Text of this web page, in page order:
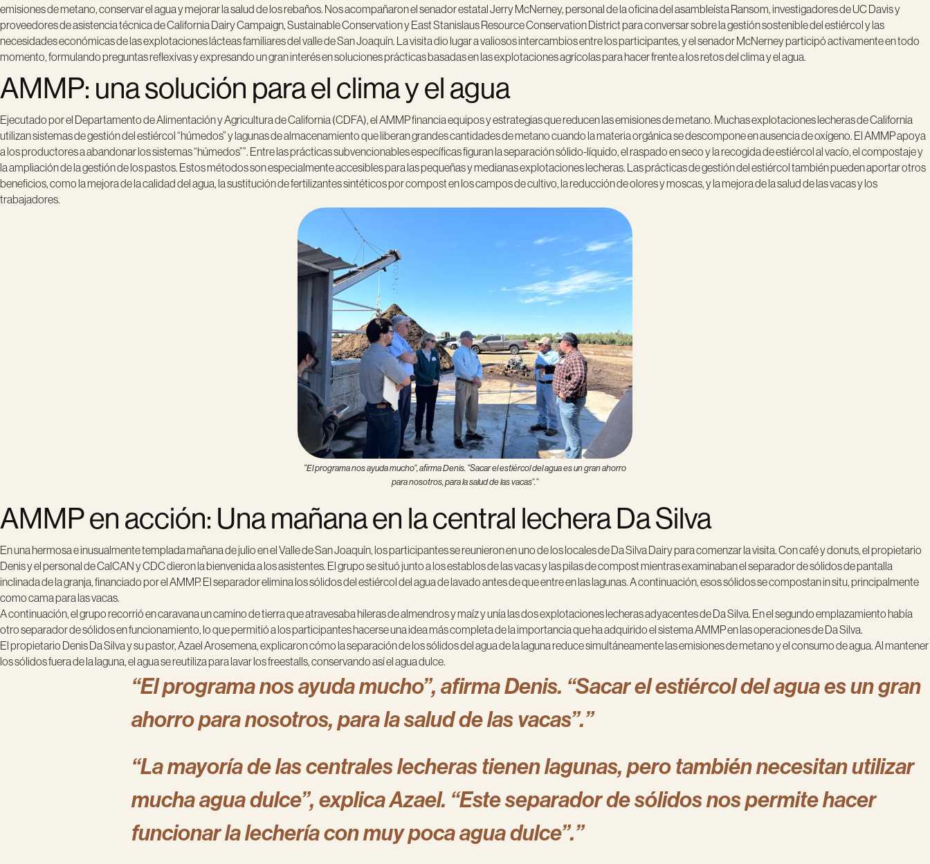
emisiones de metano, conservar el agua y mejorar la salud de los rebaños. Nos acompañaron el senador estatal Jerry McNerney, personal de la oficina del asambleísta Ransom, investigadores de UC Davis y
proveedores de asistencia técnica de California Dairy Campaign, Sustainable Conservation y East Stanislaus Resource Conservation District para conversar sobre la gestión sostenible del estiércol y las
necesidades económicas de las explotaciones lácteas familiares del valle de San Joaquín. La visita dio lugar a valiosos intercambios entre los participantes, y el senador McNerney participó activamente en todo
momento, formulando preguntas reflexivas y expresando un gran interés en soluciones prácticas basadas en las explotaciones agrícolas para hacer frente a los retos del clima y el agua.
AMMP: una solución para el clima y el agua
Ejecutado por el Departamento de Alimentación y Agricultura de California (CDFA), el AMMP financia equipos y estrategias que reducen las emisiones de metano. Muchas explotaciones lecheras de California
utilizan sistemas de gestión del estiércol “húmedos” y lagunas de almacenamiento que liberan grandes cantidades de metano cuando la materia orgánica se descompone en ausencia de oxígeno. El AMMP apoya
a los productores a abandonar los sistemas “húmedos””. Entre las prácticas subvencionables específicas figuran la separación sólido-líquido, el raspado en seco y la recogida de estiércol al vacío, el compostaje y
la ampliación de la gestión de los pastos. Estos métodos son especialmente accesibles para las pequeñas y medianas explotaciones lecheras. Las prácticas de gestión del estiércol también pueden aportar otros
beneficios, como la mejora de la calidad del agua, la sustitución de fertilizantes sintéticos por compost en los campos de cultivo, la reducción de olores y moscas, y la mejora de la salud de las vacas y los
trabajadores.
“El programa nos ayuda mucho”, afirma Denis. “Sacar el estiércol del agua es un gran ahorro
para nosotros, para la salud de las vacas”.”
AMMP en acción: Una mañana en la central lechera Da Silva
En una hermosa e inusualmente templada mañana de julio en el Valle de San Joaquín, los participantes se reunieron en uno de los locales de Da Silva Dairy para comenzar la visita. Con café y donuts, el propietario
Denis y el personal de CalCAN y CDC dieron la bienvenida a los asistentes. El grupo se situó junto a los establos de las vacas y las pilas de compost mientras examinaban el separador de sólidos de pantalla
inclinada de la granja, financiado por el AMMP. El separador elimina los sólidos del estiércol del agua de lavado antes de que entre en las lagunas. A continuación, esos sólidos se compostan in situ, principalmente
como cama para las vacas.
A continuación, el grupo recorrió en caravana un camino de tierra que atravesaba hileras de almendros y maíz y unía las dos explotaciones lecheras adyacentes de Da Silva. En el segundo emplazamiento había
otro separador de sólidos en funcionamiento, lo que permitió a los participantes hacerse una idea más completa de la importancia que ha adquirido el sistema AMMP en las operaciones de Da Silva.
El propietario Denis Da Silva y su pastor, Azael Arosemena, explicaron cómo la separación de los sólidos del agua de la laguna reduce simultáneamente las emisiones de metano y el consumo de agua. Al mantener
los sólidos fuera de la laguna, el agua se reutiliza para lavar los freestalls, conservando así el agua dulce.
“El programa nos ayuda mucho”, afirma Denis. “Sacar el estiércol del agua es un gran
ahorro para nosotros, para la salud de las vacas”.”
“La mayoría de las centrales lecheras tienen lagunas, pero también necesitan utilizar
mucha agua dulce”, explica Azael. “Este separador de sólidos nos permite hacer
funcionar la lechería con muy poca agua dulce”.”